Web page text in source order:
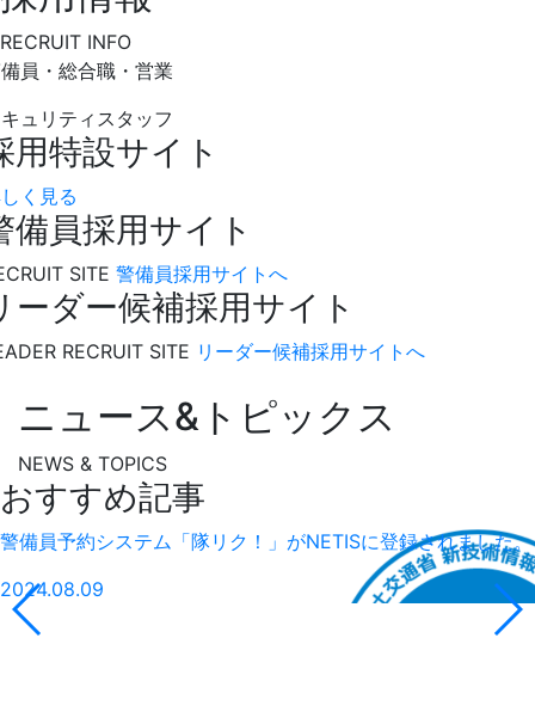
RECRUIT INFO
員・総合職・営業
ュリティスタッフ
用特設サイト
く見る
備員採用サイト
SITE 警備員採用サイトへ
ーダー候補採用サイト
RECRUIT SITE リーダー候補採用サイトへ
ニュース&トピックス
NEWS & TOPICS
おすすめ記事
警備員予約システム「隊リク！」がNETISに登録されました。
2024.08.09